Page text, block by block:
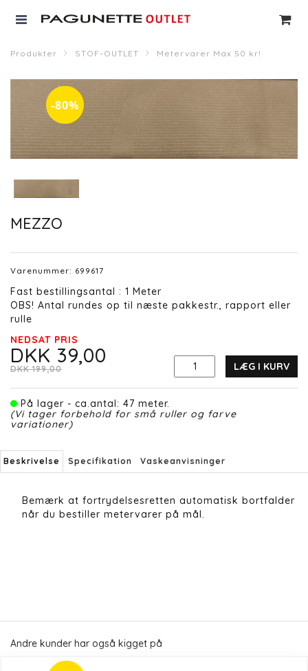
Produkter STOF-OUTLET Metervarer Max 50 kr!
-80%
MEZZO
Varenummer: 699617
Fast bestillingsantal : 1 Meter
OBS! Antal rundes op til næste pakkestr., rapport eller
rulle
NEDSAT PRIS
DKK 39,00
DKK 199,00 LÆG I KURV
På lager - ca.antal: 47 meter.
(Vi tager forbehold for små ruller og farve
variationer)
Beskrivelse Specifikation Vaskeanvisninger
Bemærk at fortrydelsesretten automatisk bortfalder
når du bestiller metervarer på mål.
Andre kunder har også kigget på